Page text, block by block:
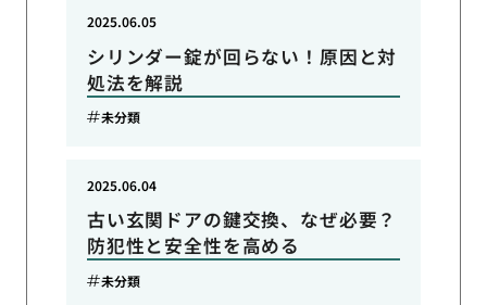
シリンダー錠が回らない！原因と対
処法を解説
2025.06.05
未分類
古い玄関ドアの鍵交換、なぜ必要？
防犯性と安全性を高める
2025.06.04
未分類